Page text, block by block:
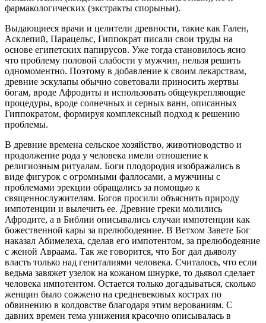
фармакологических (экстракты спорыньи).
Выдающиеся врачи и целители древности, такие как Гален,
Асклепий, Парацельс, Гиппократ писали свои труды на
основе египетских папирусов. Уже тогда становилось ясно
что проблему половой слабости у мужчин, нельзя решить
одномоментно. Поэтому в добавление к своим лекарствам,
древние эскулапы обычно советовали приносить жертвы
богам, вроде Афродиты и использовать общеукрепляющие
процедуры, вроде солнечных и серных ванн, описанных
Гиппократом, формируя комплексный подход к решению
проблемы.
В древние времена сельское хозяйство, животноводство и
продолжение рода у человека имели отношение к
религиозным ритуалам. Боги плодородия изображались в
виде фигурок с огромными фаллосами, а мужчины с
проблемами эрекции обращались за помощью к
священнослужителям. Богов просили объяснить природу
импотенции и вылечить ее. Древние греки молились
Афродите, а в Библии описывались случаи импотенции как
божественной кары за прелюбодеяние. В Ветхом Завете Бог
наказал Абимелеха, сделав его импотентом, за прелюбодеяние
с женой Авраама. Так же говорится, что Бог дал дьяволу
власть только над гениталиями человека. Считалось, что если
ведьма завяжет узелок на кожаном шнурке, то дьявол сделает
человека импотентом. Остается только догадываться, сколько
женщин было сожжено на средневековых кострах по
обвинению в колдовстве благодаря этим верованиям. С
давних времен тема унижения красочно описывалась в